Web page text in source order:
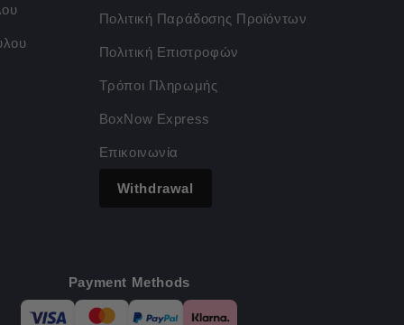
Πολιτική Παράδοσης Προϊόντων
Πολιτική Επιστροφών
Τρόποι Πληρωμής
BoxNow Express
Επικοινωνία
Withdrawal
Payment Methods